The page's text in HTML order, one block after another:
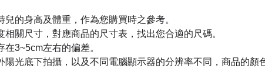
的身高及體重，作為您購買時之參考。
關尺寸，對應商品的尺寸表，找出您合適的尺碼。
3~5cm左右的偏差。
光底下拍攝，以及不同電腦顯示器的分辨率不同，商品的顏